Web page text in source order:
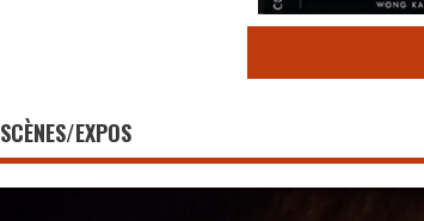
SCÈNES/EXPOS